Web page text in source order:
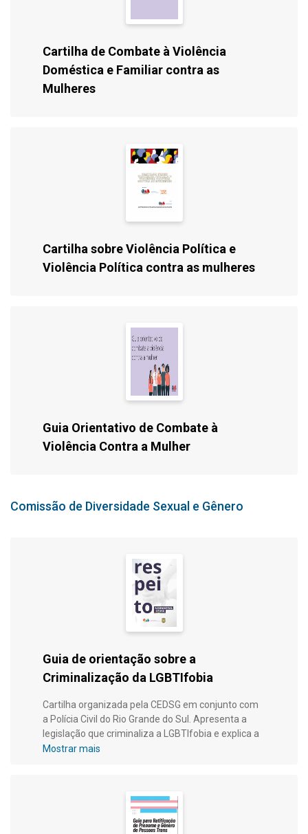
Cartilha de Combate à Violência
Doméstica e Familiar contra as
Mulheres
Cartilha sobre Violência Política e
Violência Política contra as mulheres
Guia Orientativo de Combate à
Violência Contra a Mulher
Comissão de Diversidade Sexual e Gênero
Guia de orientação sobre a
Criminalização da LGBTIfobia
Cartilha organizada pela CEDSG em conjunto com
a Polícia Civil do Rio Grande do Sul. Apresenta a
legislação que criminaliza a LGBTIfobia e explica a
tipificação do crime; orienta sobre denúncias e
Mostrar mais